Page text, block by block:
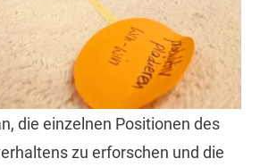
die einzelnen Positionen des
zu erforschen und die